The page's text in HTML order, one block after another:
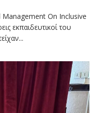
Management On Inclusive
εκπαιδευτικοί του